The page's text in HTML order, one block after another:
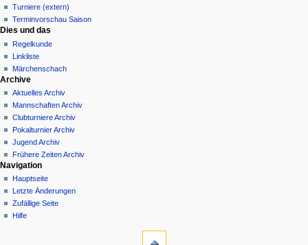
Turniere (extern)
Terminvorschau Saison
Dies und das
Regelkunde
Linkliste
Märchenschach
Archive
Aktuelles Archiv
Mannschaften Archiv
Clubturniere Archiv
Pokalturnier Archiv
Jugend Archiv
Frühere Zeiten Archiv
Navigation
Hauptseite
Letzte Änderungen
Zufällige Seite
Hilfe